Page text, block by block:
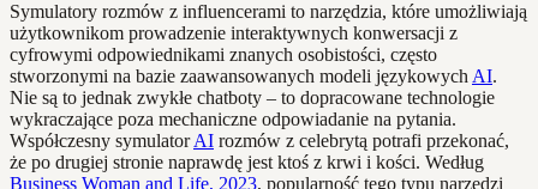
Symulatory rozmów z influencerami to narzędzia, które umożliwiają
użytkownikom prowadzenie interaktywnych konwersacji z
cyfrowymi odpowiednikami znanych osobistości, często
stworzonymi na bazie zaawansowanych modeli językowych AI.
Nie są to jednak zwykłe chatboty – to dopracowane technologie
wykraczające poza mechaniczne odpowiadanie na pytania.
Współczesny symulatorAI rozmów z celebrytą potrafi przekonać,
że po drugiej stronie naprawdę jest ktoś z krwi i kości. Według
Business Woman and Life, 2023, popularność tego typu narzędzi